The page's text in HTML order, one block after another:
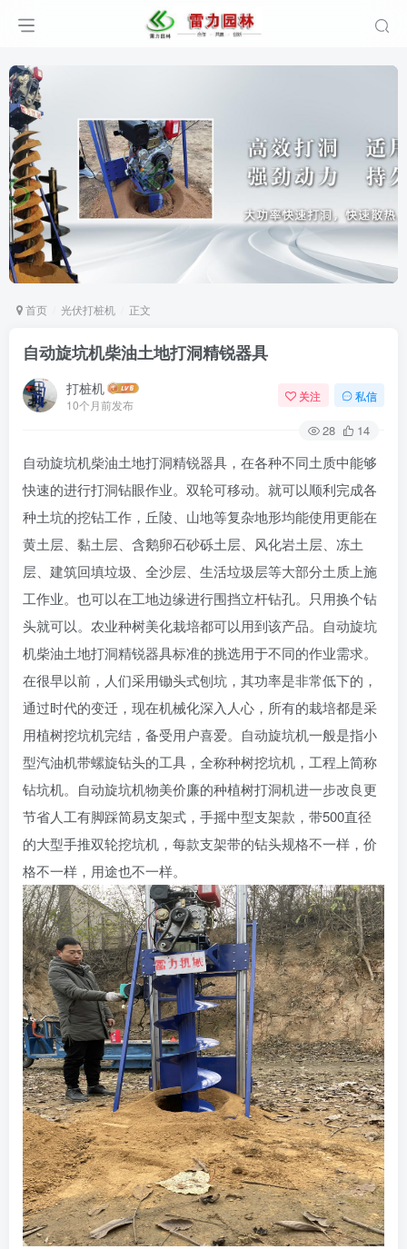
首页 光伏打桩机 正文
自动旋坑机柴油土地打洞精锐器具
打桩机
10个月前发布
关注 私信
28 14
自动旋坑机柴油土地打洞精锐器具，在各种不同土质中能够
快速的进行打洞钻眼作业。双轮可移动。就可以顺利完成各
种土坑的挖钻工作，丘陵、山地等复杂地形均能使用更能在
黄土层、黏土层、含鹅卵石砂砾土层、风化岩土层、冻土
层、建筑回填垃圾、全沙层、生活垃圾层等大部分土质上施
工作业。也可以在工地边缘进行围挡立杆钻孔。只用换个钻
头就可以。农业种树美化栽培都可以用到该产品。自动旋坑
机柴油土地打洞精锐器具标准的挑选用于不同的作业需求。
在很早以前，人们采用锄头式刨坑，其功率是非常低下的，
通过时代的变迁，现在机械化深入人心，所有的栽培都是采
用植树挖坑机完结，备受用户喜爱。自动旋坑机一般是指小
型汽油机带螺旋钻头的工具，全称种树挖坑机，工程上简称
钻坑机。自动旋坑机物美价廉的种植树打洞机进一步改良更
节省人工有脚踩简易支架式，手摇中型支架款，带500直径
的大型手推双轮挖坑机，每款支架带的钻头规格不一样，价
格不一样，用途也不一样。